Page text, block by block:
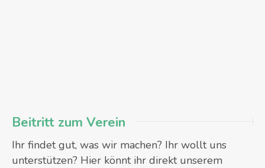
Beitritt zum Verein
Ihr findet gut, was wir machen? Ihr wollt uns
unterstützen? Hier könnt ihr direkt unserem